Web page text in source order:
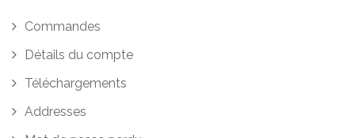
Commandes
Détails du compte
Téléchargements
Addresses